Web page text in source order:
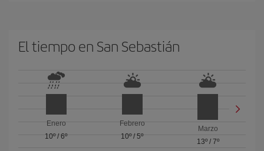
El tiempo en San Sebastián
Enero
10º/6º
Febrero
10º/ 5º
Marzo
13º/ 7º